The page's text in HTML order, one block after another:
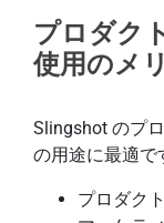
プロダク
使用のメ
Slingshot のプ
の用途に最適で
プロダク